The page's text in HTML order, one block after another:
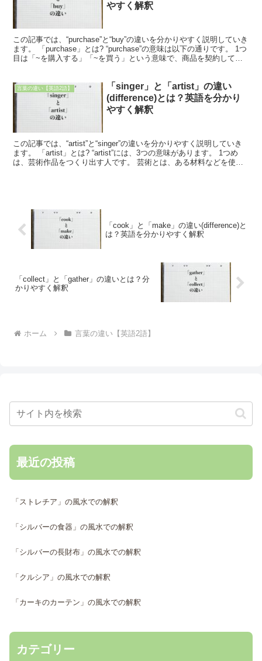
やすく解釈
この記事では、“purchase”と“buy”の違いを分かりやすく説明していき
ます。 「purchase」とは? “purchase”の意味は以下の通りです。 1つ
目は「~を購入する」「~を買う」という意味で、商品を契約して買
言葉の違い【英語2語】
「singer」と「artist」の違い
(difference)とは？英語を分かり
やすく解釈
この記事では、“artist”と“singer”の違いを分かりやすく説明していき
ます。 「artist」とは? “artist”には、3つの意味があります。 1つめ
は、芸術作品をつくり出す人です。 芸術とは、ある材料などを使用
「cook」と「make」の違い(difference)と
は？英語を分かりやすく解釈
「collect」と「gather」の違いとは？分
かりやすく解釈
ホーム 言葉の違い【英語2語】
最近の投稿
「ストレチア」の風水での解釈
「シルバーの食器」の風水での解釈
「シルバーの長財布」の風水での解釈
「クルシア」の風水での解釈
「カーキのカーテン」の風水での解釈
カテゴリー